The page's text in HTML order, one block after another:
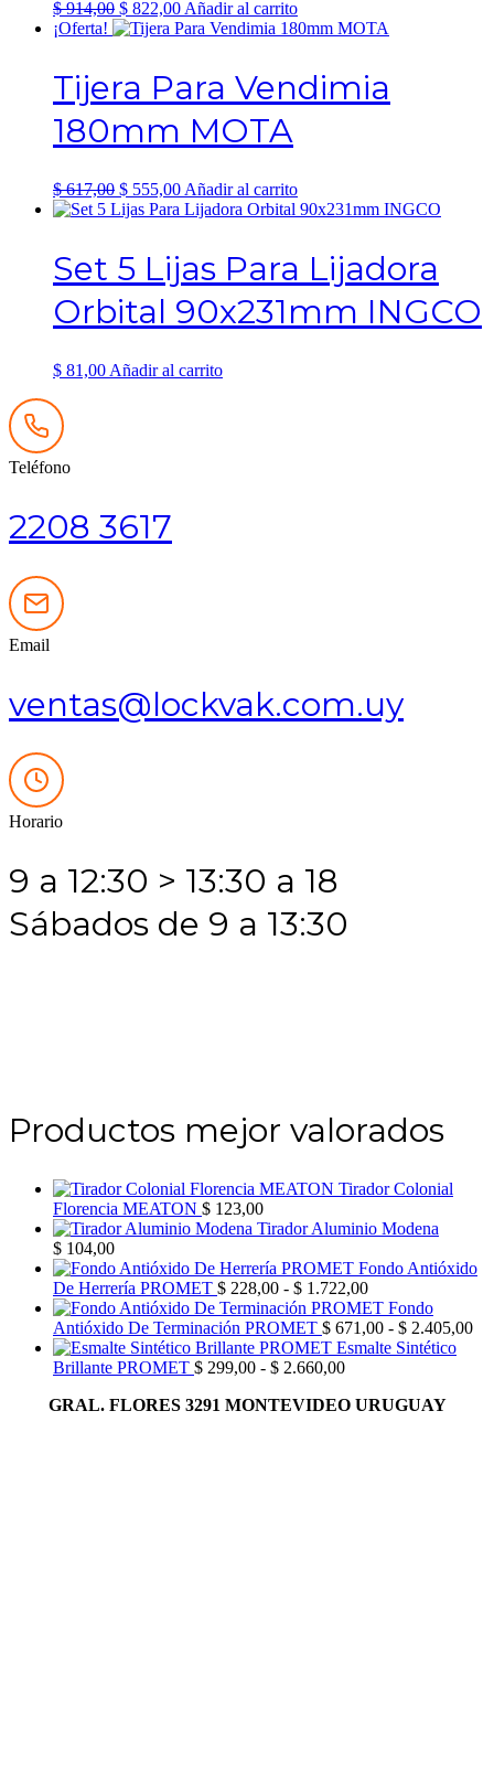
$914,00 El
precio
$ 914,00.
$ 822,00El
precio
$ 822,00.
Añadir al carrito
¡Oferta!
Tijera Para Vendimia
180mm MOTA
$617,00 El
precio
$ 617,00.
$ 555,00El
precio
$ 555,00.
Añadir al carrito
Set 5 Lijas Para Lijadora
Orbital 90x231mm INGCO
$ 81,00 Añadir al carrito
Teléfono
2208 3617
Email
ventas@lockvak.com.uy
Horario
9 a 12:30 > 13:30 a 18
Sábados de 9 a 13:30
Productos mejor valorados
Tirador Colonial
Florencia MEATON $ 123,00
Tirador Aluminio Modena
$ 104,00
Fondo Antióxido
De Herrería PROMET $ 228,00 - $ 1.722,00Rango
de
precios:
desde
$ 1.722,00
Fondo
Antióxido De Terminación PROMET $ 671,00 - $ 2.405,00
Esmalte Sintético
Brillante PROMET $ 299,00 - $ 2.660,00Rango
precios:
GRAL. FLORES 3291 MONTEVIDEO URUGUAY